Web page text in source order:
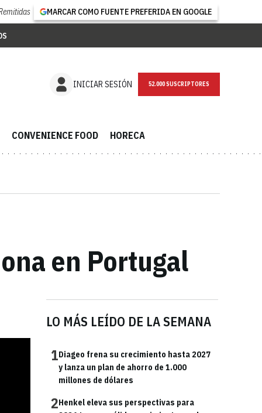
MARCAR COMO FUENTE PREFERIDA EN GOOGLE
INICIAR SESIÓN NEWSLETTER
CONVENIENCE FOOD HORECA
en Portugal
LO MÁS LEÍDO DE LA SEMANA
1Diageo frena su crecimiento hasta 2027
y lanza un plan de ahorro de 1.000
millones de dólares
2Henkel eleva sus perspectivas para